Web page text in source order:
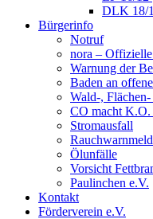
DLK 18/
Bürgerinfo
Notruf
nora –
Warnung der
Baden an
Wald-,
CO macht
Stromausfall
Ölunfälle
Vorsicht
Paulinchen e.V.
Kontakt
Förderverein e.V.